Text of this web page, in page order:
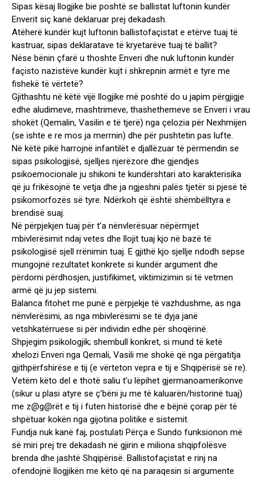
Sipas kësaj llogjike bie poshtë se ballistat luftonin kundër
Enverit siç kanë deklaruar prej dekadash.
Atëherë kundër kujt luftonin ballistofaçistat e etërve tuaj të
kastruar, sipas deklaratave të kryetarëve tuaj të ballit?
Nëse bënin çfarë u thoshte Enveri dhe nuk luftonin kundër
façisto nazistëve kundër kujt i shkrepnin armët e tyre me
fishekë të vërtetë?
Gjithashtu në këtë vijë llogjike më poshtë do u japim përgjigje
edhe aludimeve, mashtrimeve, thashethemeve se Enveri i vrau
shokët (Qemalin, Vasilin e të tjerë) nga çelozia për Nexhmijen
(se ishte e re mos ja merrnin) dhe për pushtetin pas lufte.
Në këtë pikë harrojnë infantilët e djallëzuar të përmendin se
sipas psikologjisë, sjelljes njerëzore dhe gjendjes
psikoemocionale ju shikoni te kundërshtari ato karakterisika
që ju frikësojnë te vetja dhe ja ngjeshni palës tjetër si pjesë të
psikomorfozës së tyre. Ndërkoh që është shëmbëlltyra e
brendisë suaj.
Në përpjekjen tuaj për t’a nënvlerësuar nëpërmjet
mbivlerësimit ndaj vetes dhe llojit tuaj kjo në bazë të
psikologjisë sjell rrënimin tuaj. E gjithë kjo sjellje ndodh sepse
mungojnë rezultatet konkrete si kundër argument dhe
përdorni përdhosjen, justifikimet, viktimizimin si të vetmen
armë që ju jep sistemi.
Balanca fitohet me punë e përpjekje të vazhdushme, as nga
nënvlerësimi, as nga mbivlerësimi se të dyja janë
vetshkatërruese si për individin edhe për shoqërinë.
Shpjegim psikologjik; shembull konkret, si mund të ketë
xhelozi Enveri nga Qemali, Vasili me shokë që nga përgatitja
gjithpërfshirëse e tij (e vërteton vepra e tij e Shqipërisë së re).
Vetëm këto del e thotë saliu t’u lëpihet gjermanoamerikonve
(sikur u plasi atyre se ç’bëni ju me të kaluarën/historinë tuaj)
me z@g@rët e tij i futen historisë dhe e bëjnë çorap për të
shpëtuar kokën nga gijotina politike e sistemit.
Fundja nuk kanë faj, postulati Përça e Sundo funksionon më
së miri prej tre dekadash në gjirin e miliona shqipfolësve
brenda dhe jashtë Shqipërisë. Ballistofaçistat e rinj na
ofendojnë llogjikën me këto që na paraqesin si argumente